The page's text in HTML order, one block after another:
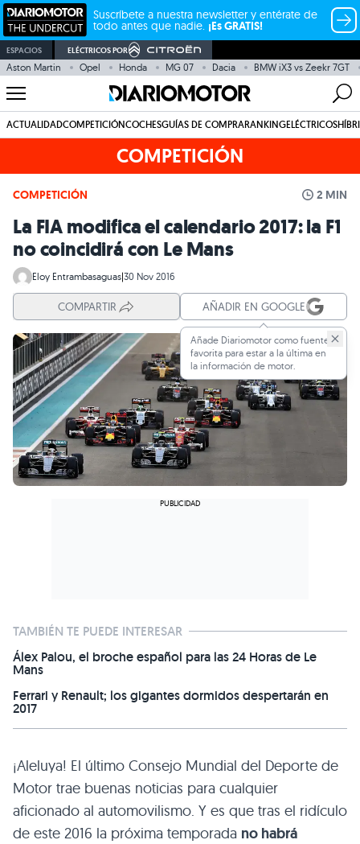
Suscríbete a nuestra newsletter y entérate de
todo antes que nadie. ¡Es GRATIS!
ESPACIOS ELÉCTRICOS POR
Aston Martin Opel Honda MG 07 Dacia BMW iX3 vs Zeekr 7GT
ACTUALIDADCOMPETICIÓNCOCHESGUÍAS DE COMPRARANKINGELÉCTRICOS
COMPETICIÓN
COMPETICIÓN 2 MIN
La FIA modifica el calendario 2017: la F1
no coincidirá con Le Mans
Eloy Entrambasaguas|30 Nov 2016
COMPARTIR AÑADIR EN GOOGLE
Añade Diariomotor como fuente
favorita para estar a la última en
la información de motor.
TAMBIÉN TE PUEDE INTERESAR
Álex Palou, el broche español para las 24 Horas de Le
Mans
Ferrari y Renault; los gigantes dormidos despertarán en
2017
¡Aleluya! El último Consejo Mundial del Deporte de
Motor trae buenas noticias para cualquier
aficionado al automovilismo. Y es que tras el ridículo
de este 2016 la próxima temporada no habrá